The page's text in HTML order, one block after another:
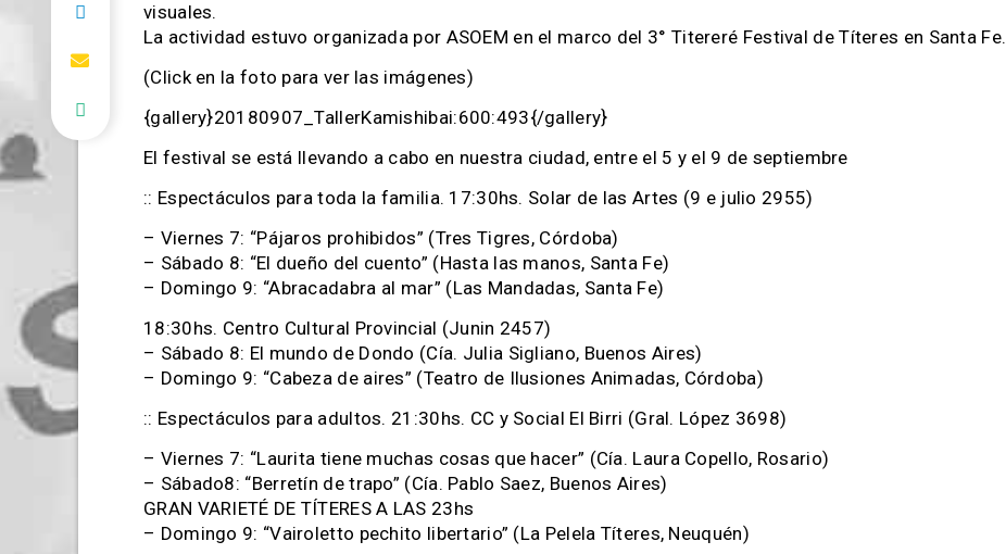
visuales.
La actividad estuvo organizada por ASOEM en el marco del 3° Titereré Festival de Títeres en Santa Fe.
(Click en la foto para ver las imágenes)
{gallery}20180907_TallerKamishibai:600:493{/gallery}
El festival se está llevando a cabo en nuestra ciudad, entre el 5 y el 9 de septiembre
:: Espectáculos para toda la familia. 17:30hs. Solar de las Artes (9 e julio 2955)
– Viernes 7: “Pájaros prohibidos” (Tres Tigres, Córdoba)
– Sábado 8: “El dueño del cuento” (Hasta las manos, Santa Fe)
– Domingo 9: “Abracadabra al mar” (Las Mandadas, Santa Fe)
18:30hs. Centro Cultural Provincial (Junin 2457)
– Sábado 8: El mundo de Dondo (Cía. Julia Sigliano, Buenos Aires)
– Domingo 9: “Cabeza de aires” (Teatro de Ilusiones Animadas, Córdoba)
:: Espectáculos para adultos. 21:30hs. CC y Social El Birri (Gral. López 3698)
– Viernes 7: “Laurita tiene muchas cosas que hacer” (Cía. Laura Copello, Rosario)
– Sábado8: “Berretín de trapo” (Cía. Pablo Saez, Buenos Aires)
GRAN VARIETÉ DE TÍTERES A LAS 23hs
– Domingo 9: “Vairoletto pechito libertario” (La Pelela Títeres, Neuquén)